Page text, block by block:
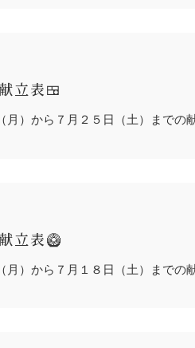
立表🍱
月）から７月２５日（土）までの
立表🥝
月）から７月１８日（土）までの